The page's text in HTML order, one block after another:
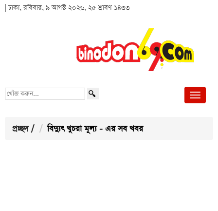
| ঢাকা, রবিবার, ৯ আগস্ট ২০২৬, ২৫ শ্রাবণ ১৪৩৩
খোঁজ
প্রচ্ছদ / বিদ্যুৎ খুচরা মূল্য - এর সব খবর